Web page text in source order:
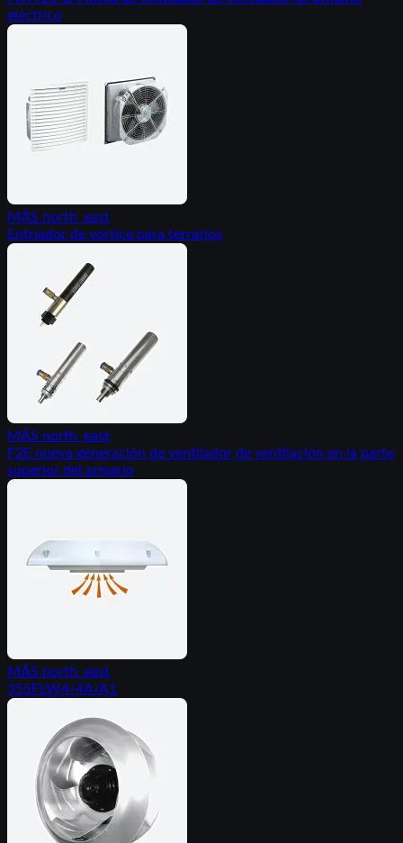
eléctrico
MÁS north_east
Enfriador de vórtice para terrarios
MÁS north_east
F2E nueva generación de ventilador de ventilación en la parte
superior del armario
MÁS north_east
355FLW4/4A/A1